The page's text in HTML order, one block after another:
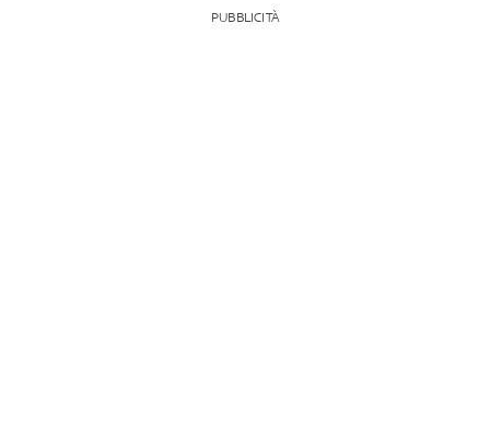
PUBBLICITÀ